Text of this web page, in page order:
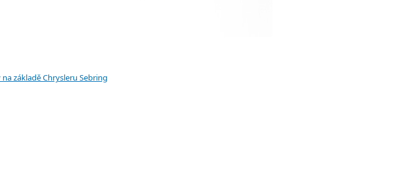
základě Chrysleru Sebring